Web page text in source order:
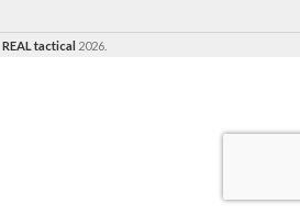
REAL tactical 2026.